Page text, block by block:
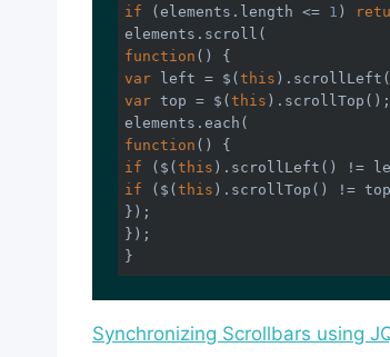
if (elements.length <= 1 )
function ( )
var left = $( this
var top = $( this ).scrollTop();
function ( )
if ($( this ).scrollLeft() !=
if ($( this ).scrollTop() !=
});
});
}
Synchronizing Scrollbars using